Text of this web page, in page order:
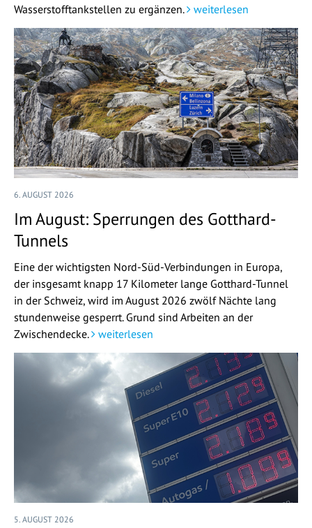
Wasserstofftankstellen zu ergänzen.
weiterlesen
6. AUGUST 2026
Im August: Sperrungen des Gotthard-
Tunnels
Eine der wichtigsten Nord-Süd-Verbindungen in Europa,
der insgesamt knapp 17 Kilometer lange Gotthard-Tunnel
in der Schweiz, wird im August 2026 zwölf Nächte lang
stundenweise gesperrt. Grund sind Arbeiten an der
Zwischendecke.
weiterlesen
5. AUGUST 2026